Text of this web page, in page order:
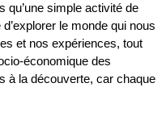
qu’une simple activité de
le monde qui nous
et nos expériences, tout
économique des
à la découverte, car chaque